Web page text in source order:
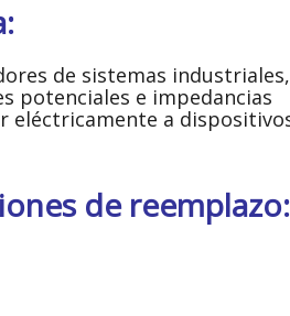
de sistemas
potenciales e impedancias
eléctricamente a
de reemplazo: